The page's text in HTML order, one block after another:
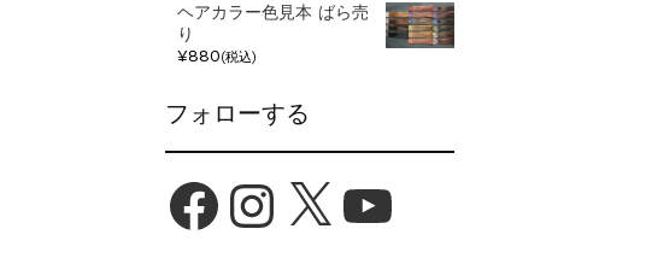
ヘアカラー色見本 ばら売
り
¥880(税込)
フォローする
FacebookInstagram